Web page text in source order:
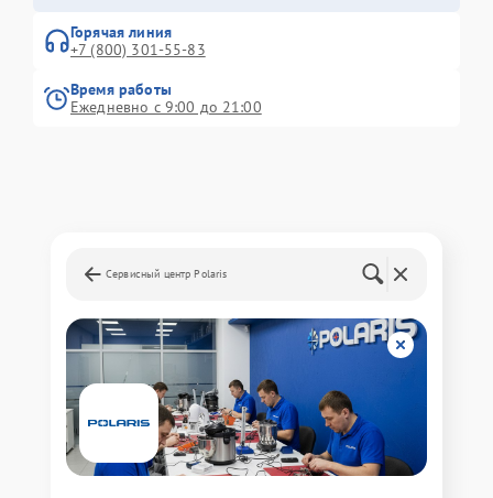
Горячая линия
+7 (800) 301-55-83
Время работы
Ежедневно с 9:00 до 21:00
Сервисный центр Polaris